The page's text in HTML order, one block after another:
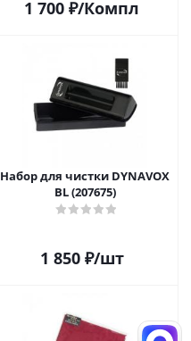
1 700 ₽/Компл
Набор для чистки DYNAVOX
BL (207675)
1 850₽/шт